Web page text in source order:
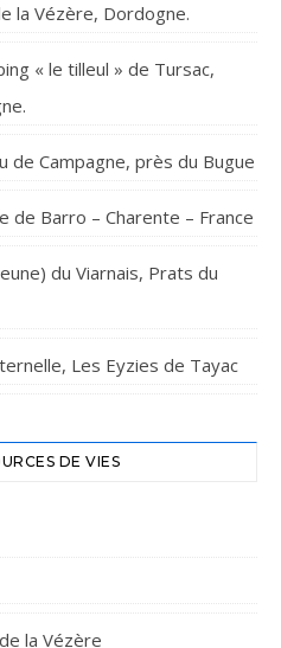
la Vézère, Dordogne.
« le tilleul » de Tursac,
de Campagne, près du Bugue
de Barro – Charente – France
du Viarnais, Prats du
Les Eyzies de Tayac
DE VIES
la Vézère